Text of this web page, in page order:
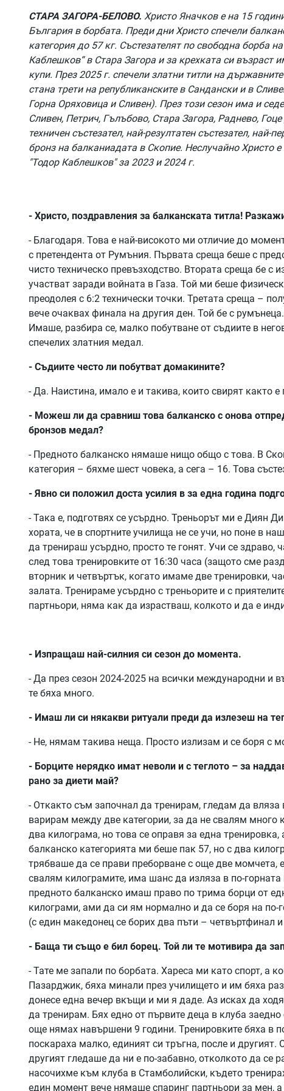
СТАРА ЗАГОРА-БЕЛОВО. Христо Яначков е на 15
България в борбата. Преди дни Христо спечели
категория до 57 кг. Състезателят по свободна борба
Каблешков“ в Стара Загора и за крехката си възраст
купи. През 2025 г. спечели златни титли на
стана трети на републиканските в Сандански и в
Горна Оряховица и Сливен). През този сезон има и
Сливен, Петрич, Гълъбово, Стара Загора, Раднево,
техничен състезател, най-резултатен състезател,
бронз на балканиадата в Скопие. Неслучайно Христо
"Тодор Каблешков" за 2023 и 2024 г.
- Христо, поздравления за балканската титла!
- Благодаря. Това е най-високото ми отличие до
с претендента от Румъния. Първата среща беше с
чисто техническо превъзходство. Втората среща бе с
участват заради войната в Газа. Той ми беше
преодолея с 6:2 технически точки. Третата среща –
вече очаквах финала на другия ден. Той бе с
Имаше, разбира се, малко побутване от съдиите в
спечелих златния медал.
- Съдиите често ли побутват домакините?
- Да. Наистина, имало е и такива, които свирят както
- Можеш ли да сравниш това балканско с онова
бронзов медал?
- Предното балканско нямаше нищо общо с това. В
категория – бяхме шест човека, а сега – 16. Това
- Явно си положил доста усилия в за една година
- Така е, подготвях се усърдно. Треньорът ми е Диян
хората, че в спортните училища не се учи, но поне в
да тренираш усърдно, просто те гонят. Учи се
след това тренировките от 16:30 часа (защото сме
вторник и четвъртък, когато имаме две тренировки,
залата. Тренираме усърдно с треньорите и с
партньори, няма как да израстваш, колкото и да е
- Изпращаш най-силния си сезон до момента.
- Да през сезон 2024-2025 на всички международни и
те бяха много.
- Имаш ли си някакви ритуали преди да излезеш на
- Не, нямам такива неща. Просто излизам и се боря с
- Борците нерядко имат неволи и с теглото – за
рано за диети май?
- Откакто съм започнал да тренирам, гледам да вляза
варирам между две категории, за да не свалям много
два килограма, но това се оправя за една
балканско категорията ми беше пак 57, но с два
трябваше да се прави преборване с още две момчета,
свалям килограмите, има шанс да изляза в по-
предното балканско имаш право по трима борци от
килограми, ами да си ям нормално и да се боря на по-
(с един македонец се борих два пъти – четвъртфинал
- Баща ти също е бил борец. Той ли те мотивира да
- Тате ме запали по борбата. Хареса ми като спорт, а
Пазарджик, бяха минали през училището и им бяха
донесе една вечер вкъщи и ми я даде. Аз исках да
да тренирам. Бях едно от първите деца в клуба
още нямах навършени 9 години. Тренировките бяха в
поскараха малко, единият си тръгна, после и
другият гледаше да ни е по-забавно, отколкото да се
насочихме към клуба в Стамболийски, където
един момент вече нямаше спаринг партньори за мен,